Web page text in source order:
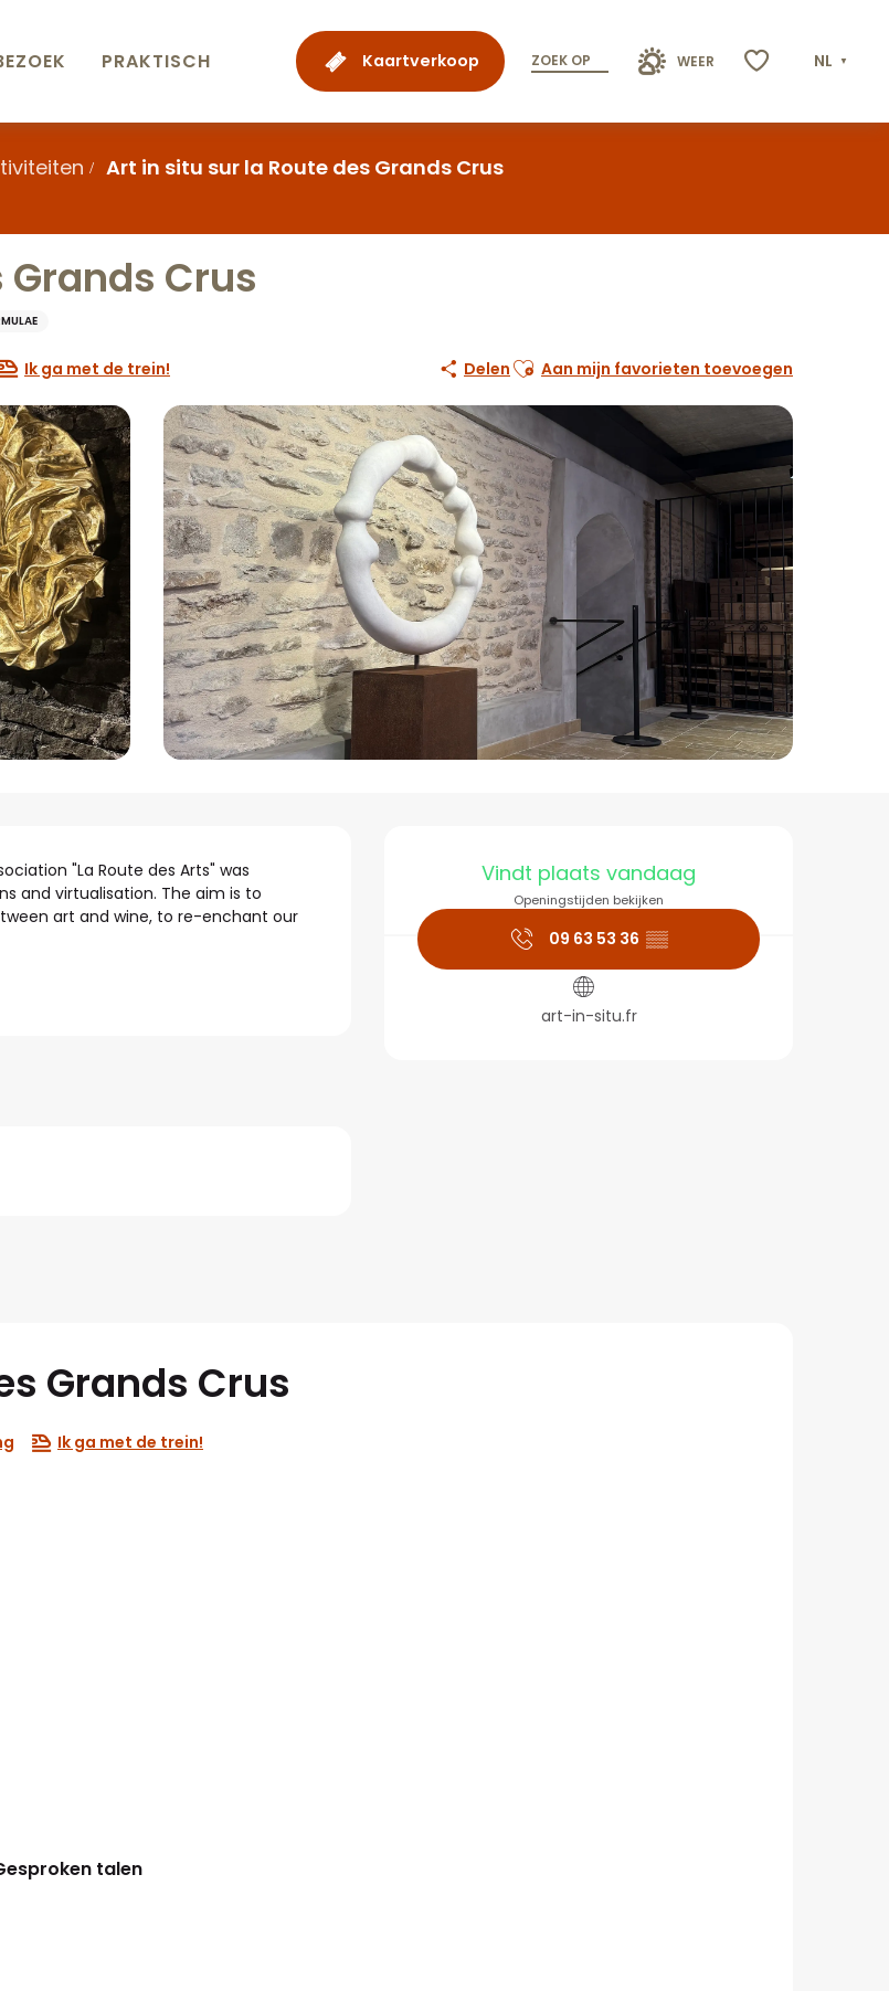
Kaartverkoop ZOEK OP WEER NL
PRAKTISCH
Art in situ sur la Route des Grands Crus
Crus
Ik ga met de trein! Delen Ajouter aux favoris
Aan mijn favorieten toevoegen
Openingstijden en
Vindt plaats vandaag
Openingstijden bekijken
09 63 53 36 ▒▒
art-in-situ.fr
"La Route des Arts" was
and virtualisation. The aim is to
art and wine, to re-enchant our
Grands Crus
Ik ga met de trein!
talen
talen